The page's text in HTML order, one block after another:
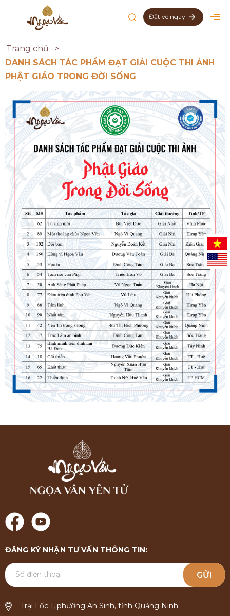
Đặt vé ngay
Trang chủ
DANH SÁCH TÁC PHẨM ĐẠT GIẢI CUỘC THI ẢNH
PHẬT GIÁO TRONG ĐỜI SỐNG
ĐĂNG KÝ NHẬN TƯ VẤN THÔNG TIN:
GỬI
Trại Lốc 1, phường An Sinh, tỉnh Quảng Ninh